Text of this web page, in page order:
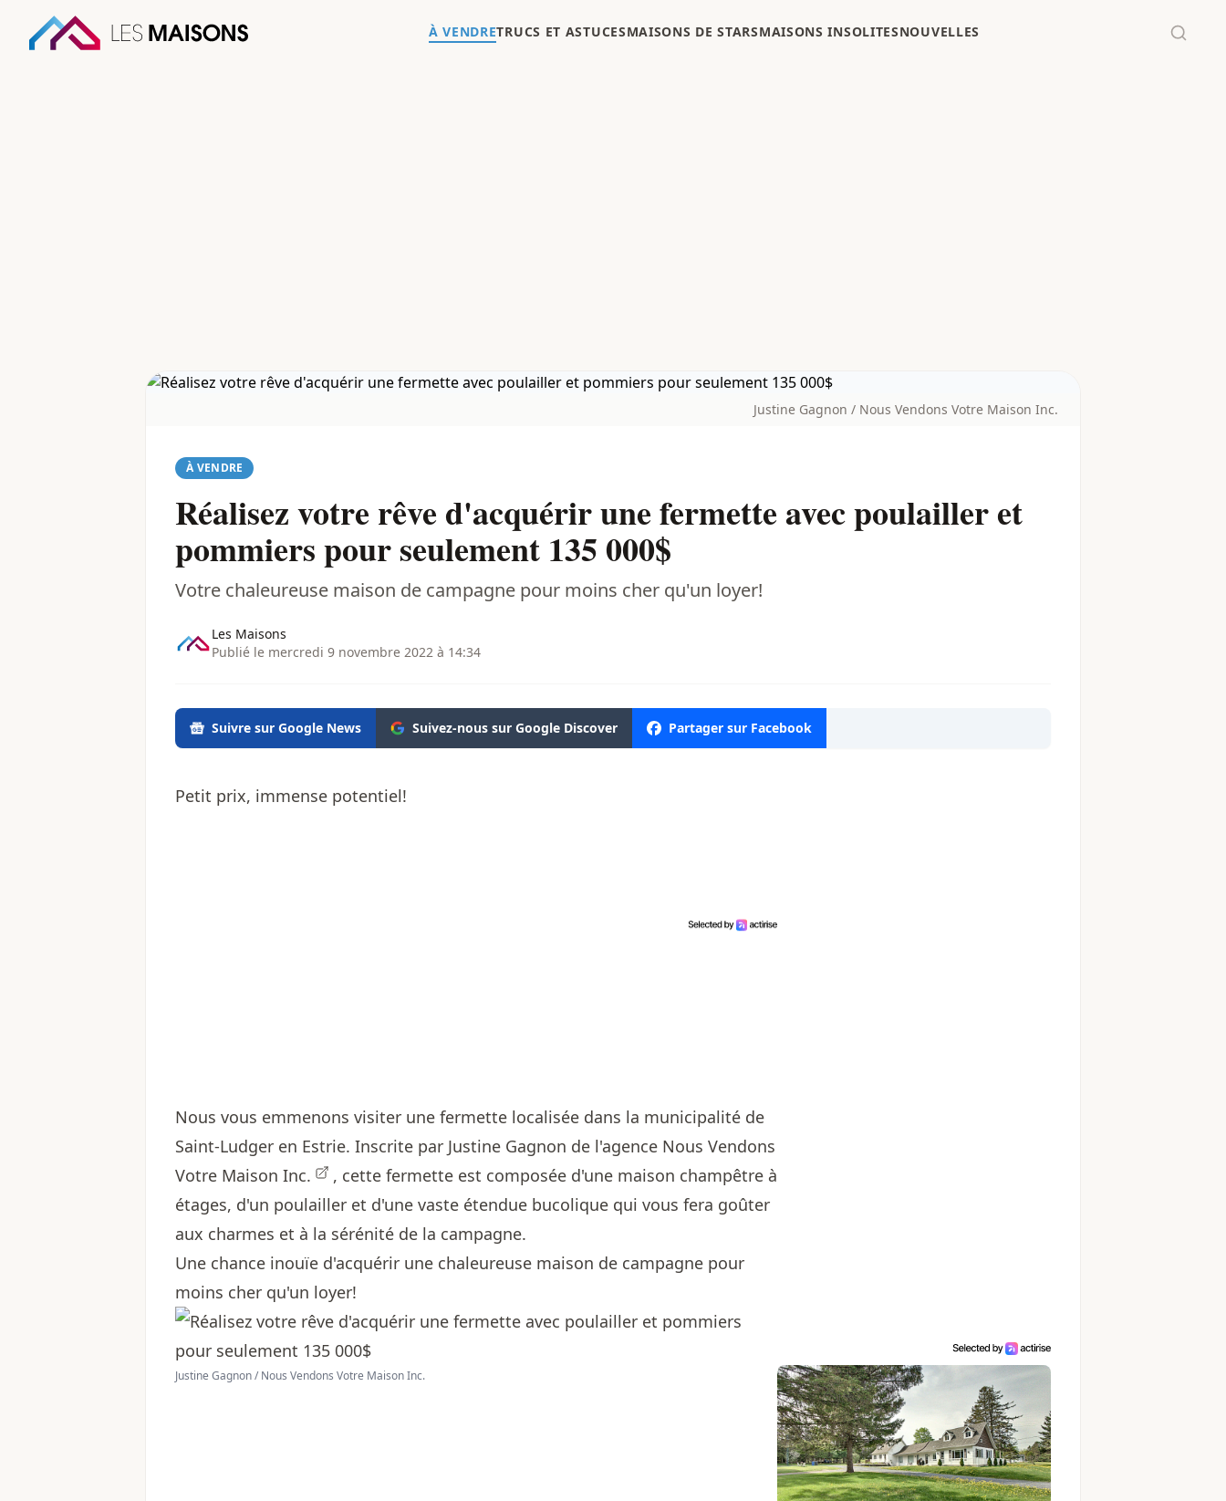
À VENDRETRUCS ET ASTUCESMAISONS DE STARSMAISONS INSOLITESNOUVELLES
Justine Gagnon / Nous Vendons Votre Maison Inc.
À VENDRE
Réalisez votre rêve d'acquérir une fermette avec poulailler et
pommiers pour seulement 135 000$
Votre chaleureuse maison de campagne pour moins cher qu'un loyer!
Les Maisons
Publié le mercredi 9 novembre 2022 à 14:34
Suivre sur Google News Suivez-nous sur Google Discover Partager sur Facebook
Petit prix, immense potentiel!
Nous vous emmenons visiter une fermette localisée dans la municipalité de
Saint-Ludger en Estrie. Inscrite par Justine Gagnon de l'agence Nous Vendons
Votre Maison Inc.
, cette fermette est composée d'une maison champêtre à
étages, d'un poulailler et d'une vaste étendue bucolique qui vous fera goûter
aux charmes et à la sérénité de la campagne.
Une chance inouïe d'acquérir une chaleureuse maison de campagne pour
moins cher qu'un loyer!
Justine Gagnon / Nous Vendons Votre Maison Inc.